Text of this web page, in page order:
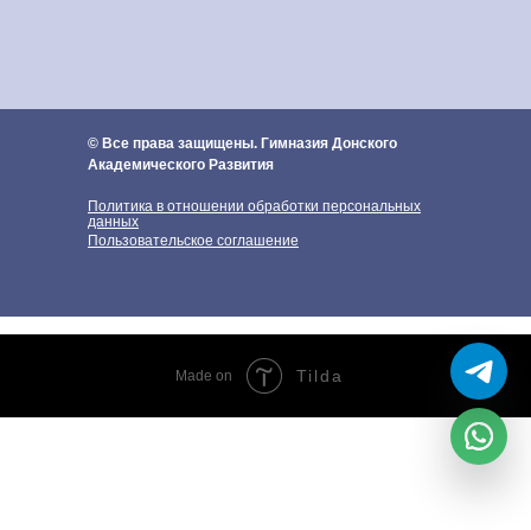
© Все права защищены. Гимназия Донского
Академического Развития
Пользовательское соглашение
Политика в отношении обработки персональных
данных
Made on Tilda